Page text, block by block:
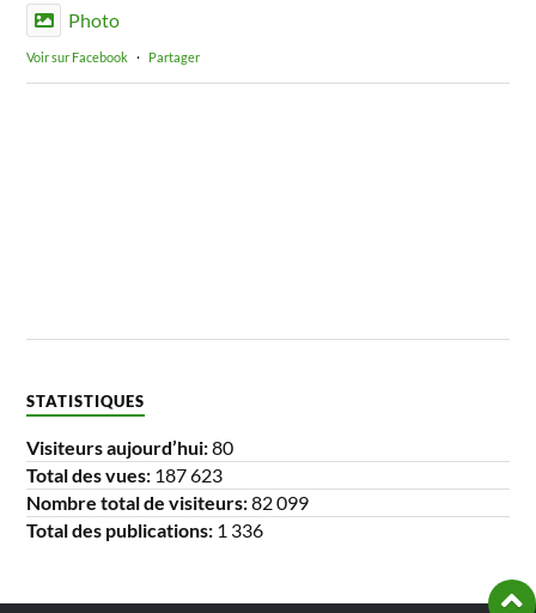
Photo
Voir sur Facebook · Partager
STATISTIQUES
Visiteurs aujourd’hui:80
Total des vues: 187 623
Nombre total de visiteurs:82 099
Total des publications: 1 336